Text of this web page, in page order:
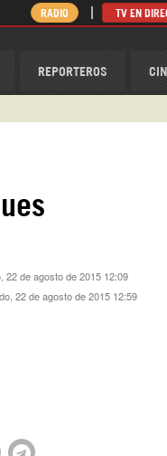
REPORTEROS
RADIO TV EN
22 de agosto de 2015 12:09
22 de agosto de 2015 12:59